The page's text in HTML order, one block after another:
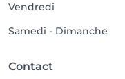
Vendredi
Samedi - Dimanche
Contact